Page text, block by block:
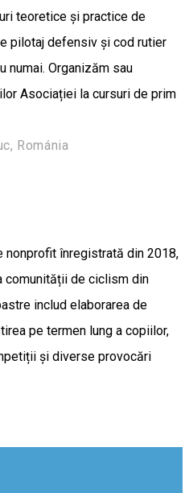
teoretice și practice de
pilotaj defensiv și cod rutier
numai. Organizăm sau
Asociației la cursuri de prim
Románia
înregistrată din 2018,
comunității de ciclism din
includ elaborarea de
pe termen lung a copiilor,
și diverse provocări